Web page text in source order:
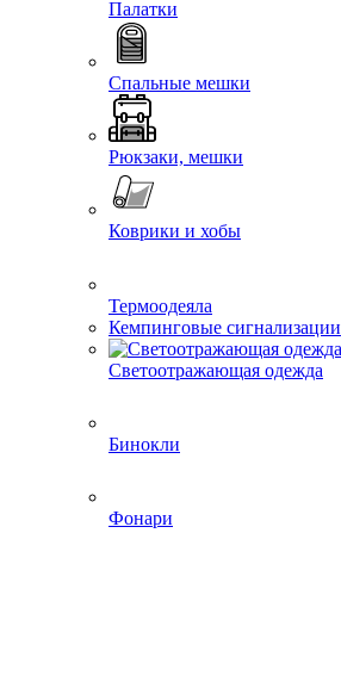
Палатки
Спальные мешки
Рюкзаки, мешки
Коврики и хобы
Термоодеяла
Кемпинговые сигнализации
Светоотражающая одежда
Бинокли
Фонари